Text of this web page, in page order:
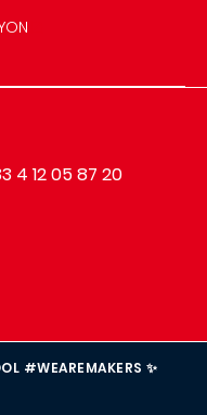
4 12 05 87 20
#WEAREMAKERS ✨